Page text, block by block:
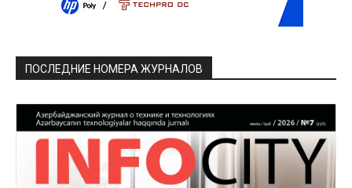
ПОСЛЕДНИЕ НОМЕРА ЖУРНАЛОВ